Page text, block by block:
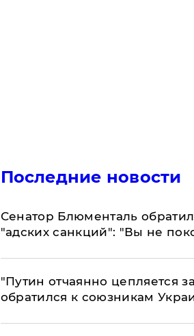
Последние новости
Сенатор Блюменталь
"адских санкций": "Вы не
"Путин отчаянно цепляется
обратился к союзникам